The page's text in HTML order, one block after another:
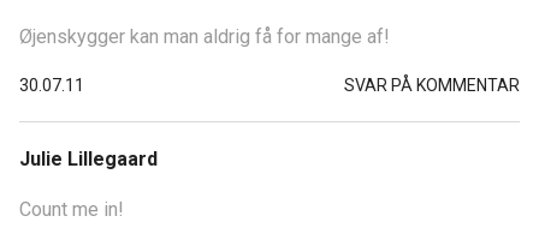
Øjenskygger kan man aldrig få for mange af!
30.07.11 SVAR PÅ KOMMENTAR
Julie Lillegaard
Count me in!